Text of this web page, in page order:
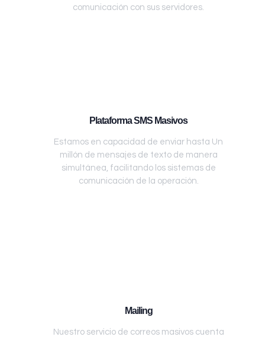
comunicación con sus servidores.
Plataforma SMS Masivos
Estamos en capacidad de enviar hasta Un
millón de mensajes de texto de manera
simultánea, facilitando los sistemas de
comunicación de la operación.
Mailing
Nuestro servicio de correos masivos cuenta